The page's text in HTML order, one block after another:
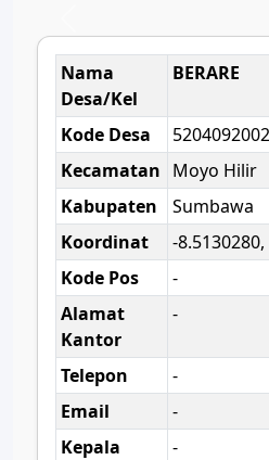
Nama
Desa/Kel
BERARE
Kode Desa
5204092002
Kecamatan Moyo Hilir
Kabupaten
Sumbawa
Koordinat
-
Kode Pos
-
Alamat
Kantor
-
Telepon
-
Email
-
Kepala
-